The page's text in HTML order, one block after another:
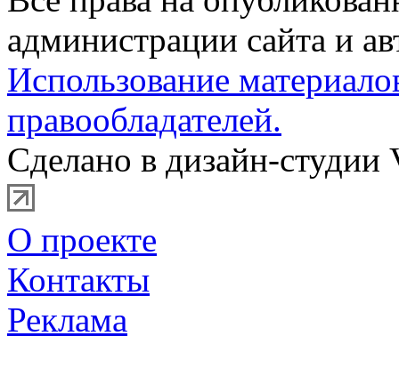
администрации сайта и
Использование
правообладателей.
Сделано в дизайн-студии
О проекте
Контакты
Реклама